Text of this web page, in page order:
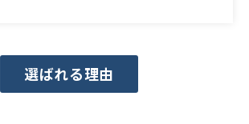
選ばれる理由